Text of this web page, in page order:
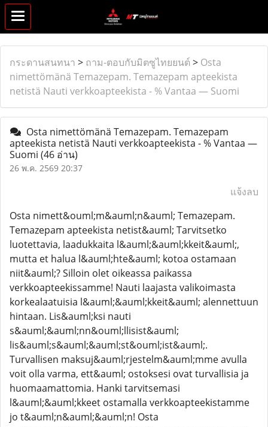
กระดานสนทนา > ถาม-ตอบกับมิตซูไทยยนต์ > Osta
nimettömänä Temazepam. Temazepam apteekista
netistä Nauti verkkoapteekista - % Vantaa — Suomi
Osta nimettömänä Temazepam. Temazepam
apteekista netistä Nauti verkkoapteekista - % Vantaa —
Suomi (46 อ่าน)
26 พ.ค. 2569 20:37
แจ้งลบ
Osta nimett&ouml;m&auml;n&auml; Temazepam.
Temazepam apteekista netist&auml; Tarvitsetko
luotettavia, laadukkaita l&auml;&auml;kkeit&auml;,
mutta et halua l&auml;hte&auml; kotoa ostamaan
niit&auml;? Silloin olet oikeassa paikassa
verkkoapteekissamme! Nauti laajasta valikoimasta
korkealaatuisia l&auml;&auml;kkeit&auml; alennettuun
hintaan. Lis&auml;ksi nauti
s&auml;&auml;nn&ouml;llisist&auml;
lis&auml;s&auml;&auml;st&ouml;ist&auml;.
Turvallisen maksuj&auml;rjestelm&auml;mme avulla
voit olla varma, ett&auml; ostoksesi ovat turvallisia ja
huomaamattomia. Hanki tarvitsemasi
l&auml;&auml;kkeet ostamalla verkkoapteekistamme
jo t&auml;n&auml;&auml;n! Osta